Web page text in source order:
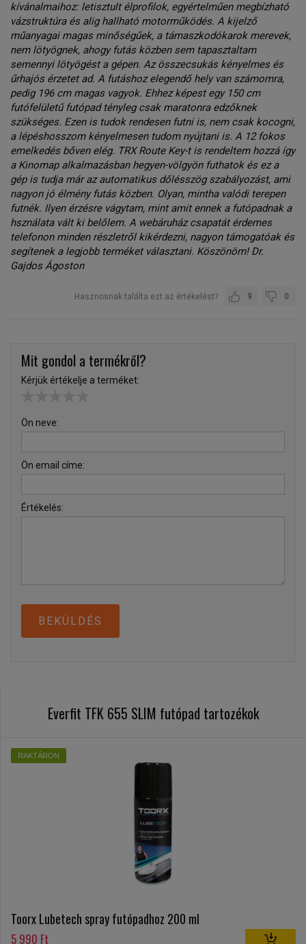
kívánalmaihoz: letisztult élprofilok, egyértelműen megbízható
vázstruktúra és alig hallható motorműködés. A kijelző
műanyagai magas minőségűek, a támaszkodókarok merevek,
nem lötyögnek, ahogy futás közben sem tapasztaltam
semennyi lötyögést a gépen. Az összecsukás kényelmes és
űrhajós érzetet ad. A futáshoz elegendő hely van számomra,
pedig 196 cm magas vagyok. Ehhez képest egy 150 cm
futófelületű futópad tényleg csak maratonra edzőknek
szükséges. Ezen is tudok rendesen futni is, nem csak kocogni,
a lépéshosszom kényelmesen tudom nyújtani is. A 12 fokos
emelkedés bőven elég. TRX Route Key-t is rendeltem hozzá így
a Kinomap alkalmazásban hegyen-völgyön futhatok és ez a
gép is tudja már az automatikus dőlésszög szabályozást, ami
nagyon jó élmény futás közben. Olyan, mintha valódi terepen
futnék. Ilyen érzésre vágytam, mint amit ennek a futópadnak a
hsználata vált ki belőlem. A webáruház csapatát érdemes
telefonon minden részletről kikérdezni, nagyon támogatóak és
segítenek a legjobb terméket választani. Köszönöm! Dr.
Gajdos Ágoston
Hasznosnak találta ezt az értékelést? 0
9
Mit gondol a termékről?
Kérjük értékelje a terméket:
Ön neve:
Ön email címe:
Értékelés:
BEKÜLDÉS
Everfit TFK 655 SLIM futópad tartozékok
RAKTÁRON
Toorx Lubetech spray futópadhoz 200 ml
5 990 Ft